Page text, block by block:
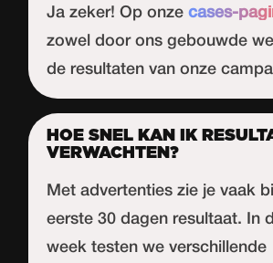
Ja zeker! Op onzecases-
zowel door ons gebouwde
de resultaten van onze
HOE SNEL KAN IK
VERWACHTEN?
Met advertenties zie je vaak
eerste 30 dagen resultaat. In
week testen we verschillende